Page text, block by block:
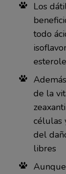
Los
todo
de la
células
del
libres